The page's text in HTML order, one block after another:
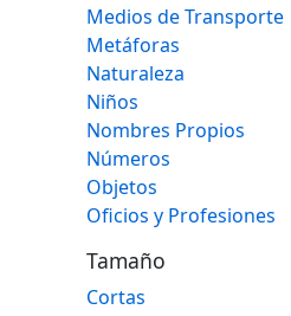
Medios de Transporte
Metáforas
Naturaleza
Niños
Nombres Propios
Números
Objetos
Oficios y Profesiones
Tamaño
Cortas